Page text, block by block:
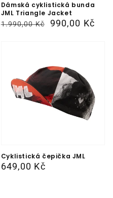
Dámská cyklistická bunda
JML Triangle Jacket
Běžná
1.990,00 Kč
Výprodejová990,00 Kč
Cyklistická čepička JML
Běžná
649,00 Kč